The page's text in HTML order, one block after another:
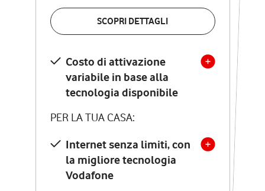
SCOPRI DETTAGLI
Costo di attivazione
variabile in base alla
tecnologia disponibile
PER LA TUA CASA:
Internet senza limiti, con
la migliore tecnologia
Vodafone
VERIFICA LA COPERTURA
Costo di attivazione
variabile in base alla
tecnologia disponibile
PER LA TUA CASA:
Internet senza limiti, con
la migliore tecnologia
Vodafone
Modem Seven con Wi-Fi 7